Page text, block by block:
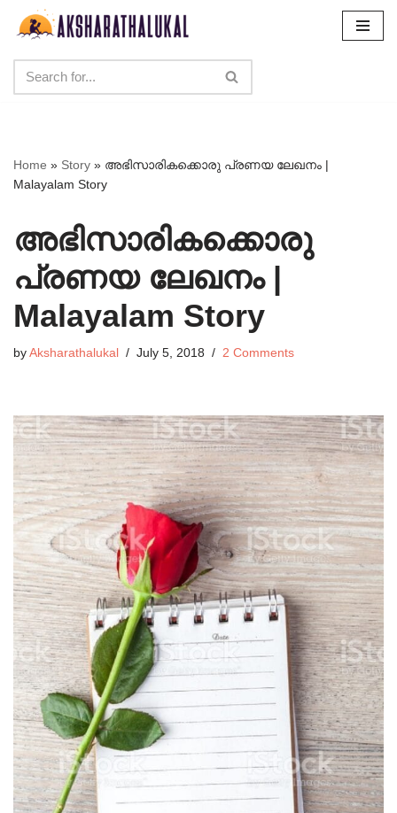
content
Home » Story » അഭിസാരികക്കൊരു പ്രണയ ലേഖനം |
Malayalam Story
അഭിസാരികക്കൊരു
പ്രണയ ലേഖനം |
Malayalam Story
by Aksharathalukal July 5, 2018 2 Comments